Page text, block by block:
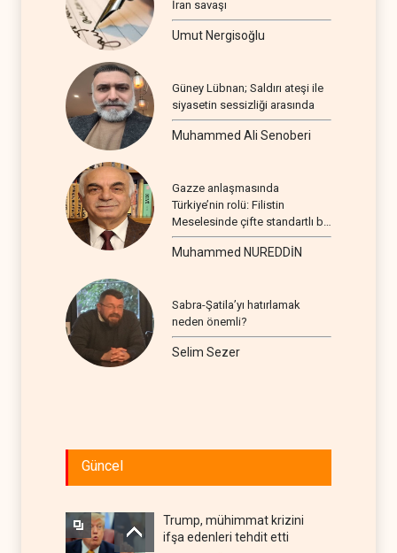
İran savaşı
Umut Nergisoğlu
Güney Lübnan; Saldırı ateşi ile
siyasetin sessizliği arasında
Muhammed Ali Senoberi
Gazze anlaşmasında
Türkiye’nin rolü: Filistin
Meselesinde çifte standartlı bir
seyir
Muhammed NUREDDİN
Sabra-Şatila’yı hatırlamak
neden önemli?
Selim Sezer
Güncel
Trump, mühimmat krizini
ifşa edenleri tehdit etti